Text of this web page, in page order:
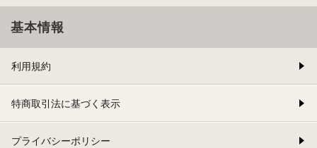
基本情報
利用規約
特商取引法に基づく表示
プライバシーポリシー